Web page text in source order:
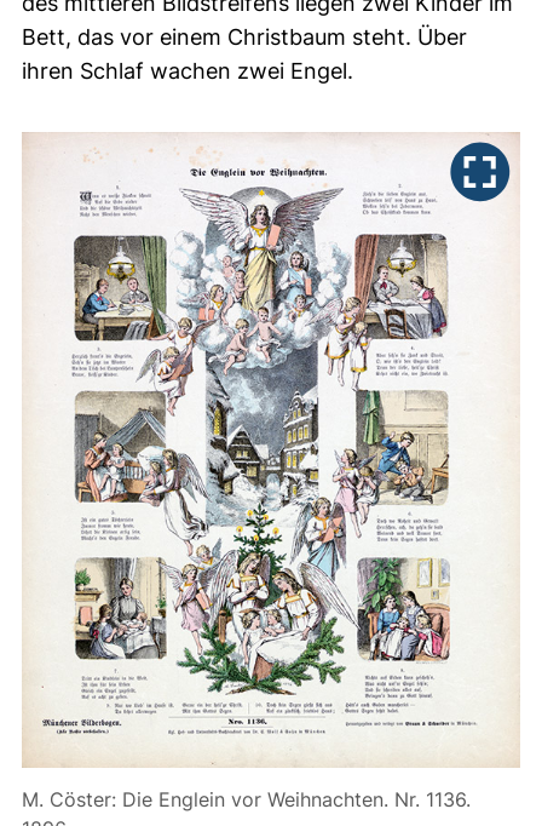
Bett, das vor einem Christbaum steht. Über
ihren Schlaf wachen zwei Engel.
M. Cöster: Die Englein vor Weihnachten. Nr. 1136.